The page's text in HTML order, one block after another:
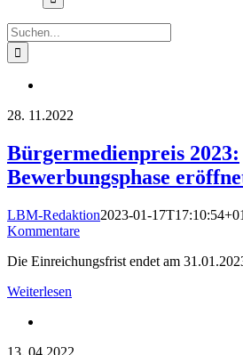
Suche
nach:
28. 11.2022
Bürgermedienpreis 2023:
Bewerbungsphase
LBM-Redaktion2023-01-
Kommentare
Die Einreichungsfrist endet am
Weiterlesen
13. 04.2022